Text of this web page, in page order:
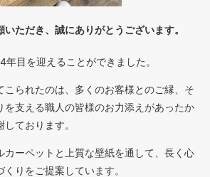
ただき、誠にありがとうございます。
年目を迎えることができました。
こられたのは、多くのお客様とのご縁、そ
を支える職人の皆様のお力添えがあったか
ております。
カーペットと上質な壁紙を通して、長く心
りをご提案しています。